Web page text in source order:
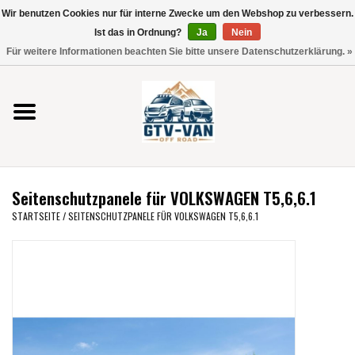
Verwende
die
nach
oben
und
unten,
verfügbare
Ergebnis
um
Vito / V-Klasse 447
Viano /Vito 639
VW T7 2025
VW CRAFTER / MAN TGE
Seitenschutzpanele für VOLKSWAGEN T5,6,6.1
STARTSEITE/SEITENSCHUTZPANELE FÜR VOLKSWAGEN T5,6,6.1
Wir benutzen Cookies nur für interne Zwecke um den Webshop zu verbessern.
Ist das in Ordnung?
Ja
Nein
Für weitere Informationen beachten Sie bitte unsere Datenschutzerklärung. »